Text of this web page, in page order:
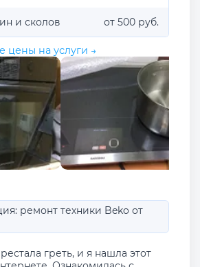
и сколов от 500 руб.
цены на услуги →
ремонт техники Beko от
греть, и я нашла этот